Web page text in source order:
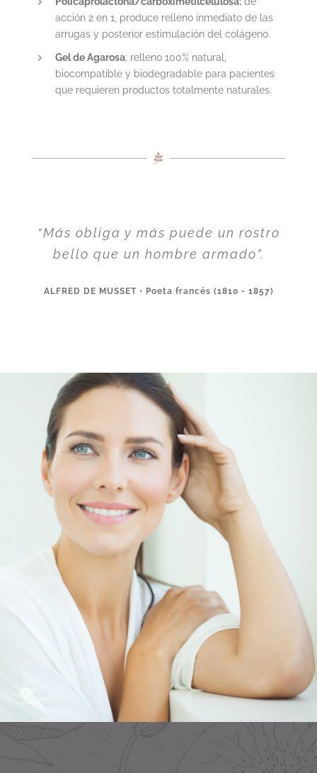
acción 2 en 1, produce relleno inmediato de las
arrugas y posterior estimulación del colágeno.
Gel de Agarosa: relleno 100% natural,
biocompatible y biodegradable para pacientes
que requieren productos totalmente naturales.
“Más obliga y más puede un rostro
bello que un hombre armado”.
ALFRED DE MUSSET • Poeta francés (1810 - 1857)